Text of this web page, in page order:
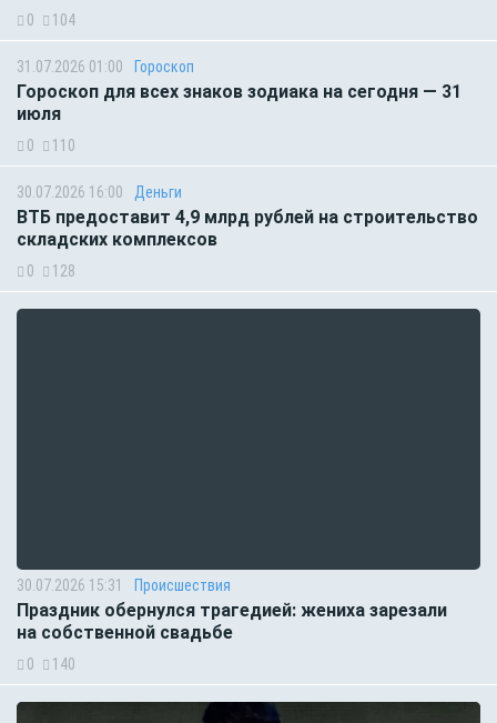
0 104
31.07.2026 01:00 Гороскоп
Гороскоп для всех знаков зодиака на сегодня — 31
июля
0 110
30.07.2026 16:00 Деньги
ВТБ предоставит 4,9 млрд рублей на строительство
складских комплексов
0 128
30.07.2026 15:31 Происшествия
Праздник обернулся трагедией: жениха зарезали
на собственной свадьбе
0 140